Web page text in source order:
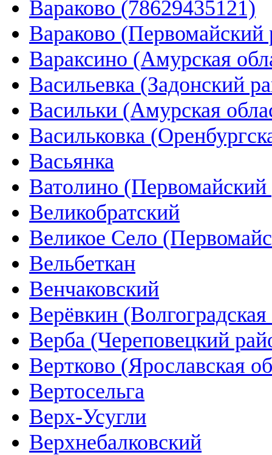
Вараково (78629435121)
Вараково (Первомайский
Вараксино (Амурская
Васильевка (Задонский
Васильки (Амурская
Васильковка
Васьянка
Ватолино (Первомайский
Великобратский
Великое Село
Вельбеткан
Венчаковский
Верёвкин (Волгоградская
Верба (Череповецкий
Вертково (Ярославская
Вертосельга
Верх-Усугли
Верхнебалковский